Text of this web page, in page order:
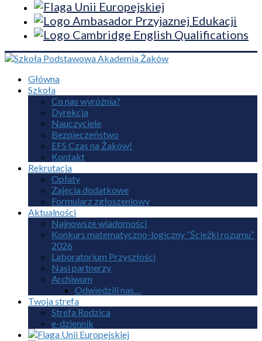
Główna
Szkoła
Co nas wyróżnia?
Dyrekcja
Nauczyciele
Bezpieczeństwo
EFS Czas na Żaków!
Kontakt
Rekrutacja
Opłaty
Zajęcia dodatkowe
Formularz zgłoszeniowy
Aktualności
Najnowsze wiadomości
Konkurs matematyczno-logiczny “Ścieżki rozumu”
2026
Laboratorium Przyszłości
Nasi partnerzy
Archiwum
Odwiedzili nas…
Twoja strefa
Strefa Rodzica
e-dziennik